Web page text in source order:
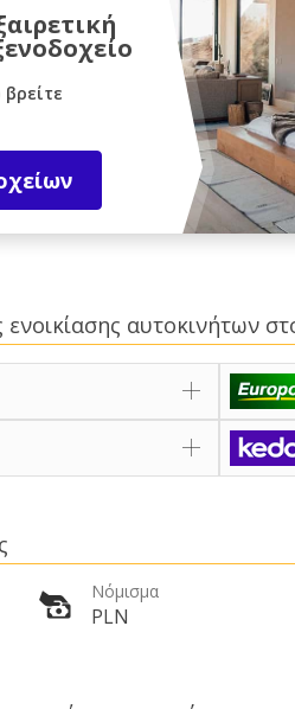
ενοικίασης αυτοκινήτων
Νόμισμα
PLN